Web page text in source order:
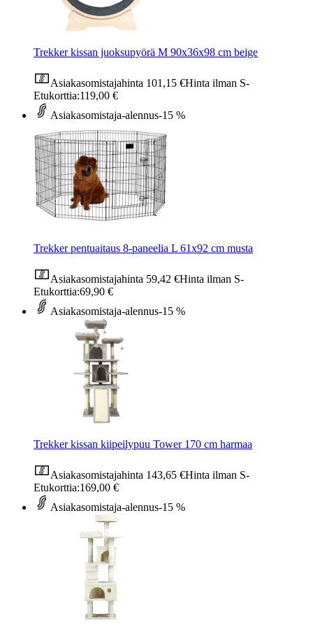
Trekker kissan juoksupyörä M 90x36x98 cm beige
Asiakasomistajahinta 101,15 €Hinta ilman S-
Etukorttia:119,00 €
Asiakasomistaja-alennus-15 %
Trekker pentuaitaus 8-paneelia L 61x92 cm musta
Asiakasomistajahinta 59,42 €Hinta ilman S-
Etukorttia:69,90 €
Asiakasomistaja-alennus-15 %
Trekker kissan kiipeilypuu Tower 170 cm harmaa
Asiakasomistajahinta 143,65 €Hinta ilman S-
Etukorttia:169,00 €
Asiakasomistaja-alennus-15 %